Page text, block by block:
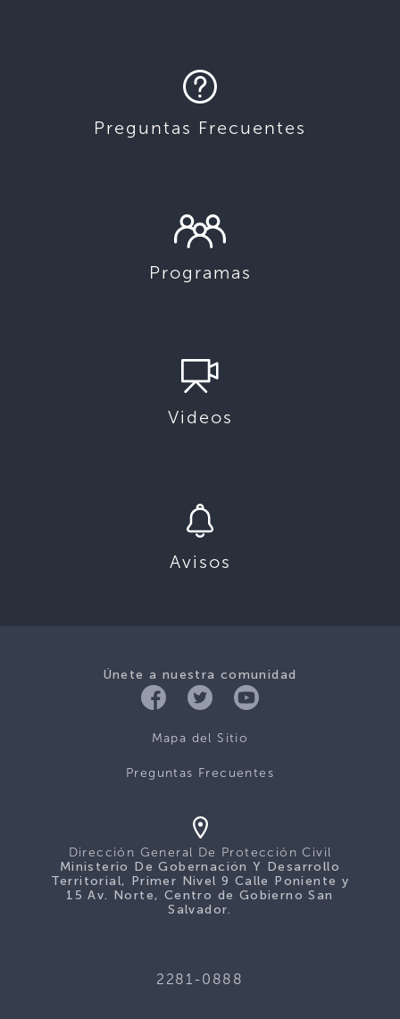
Preguntas Frecuentes
Programas
Videos
Avisos
Únete a nuestra comunidad
Mapa del Sitio
Preguntas Frecuentes
Dirección General De Protección Civil
Ministerio De Gobernación Y Desarrollo
Territorial, Primer Nivel 9 Calle Poniente y
15 Av. Norte, Centro de Gobierno San
Salvador.
2281-0888